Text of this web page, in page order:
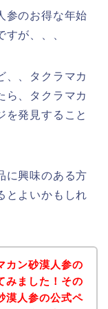
参のお得な年始
が、、、
、、タクラマカ
ら、タクラマカ
を発見すること
に興味のある方
とよいかもしれ
カン砂漠人参の
みました！その
漠人参の公式ペ